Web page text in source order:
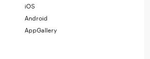
iOS
Android
AppGallery